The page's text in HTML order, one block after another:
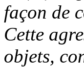
façon de
Cette
objets,